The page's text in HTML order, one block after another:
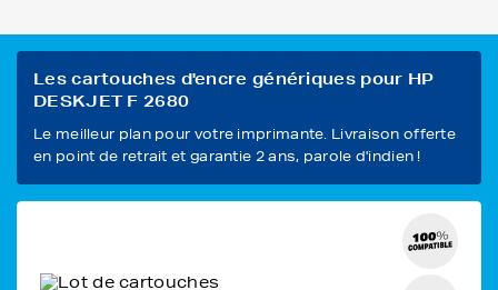
Les cartouches d'encre génériques pour HP
DESKJET F 2680
Le meilleur plan pour votre imprimante. Livraison offerte
en point de retrait et garantie 2 ans, parole d'indien !